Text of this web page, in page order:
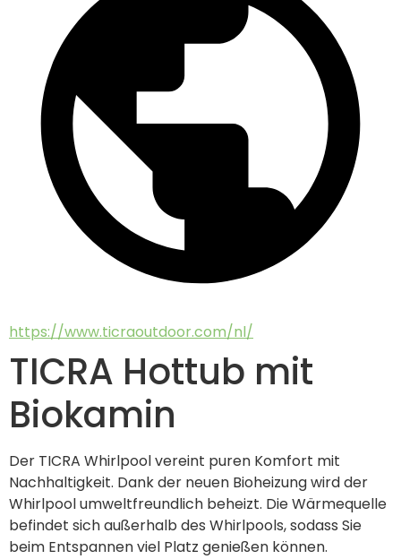
https://www.ticraoutdoor.com/nl/
TICRA Hottub mit
Biokamin
Der TICRA Whirlpool vereint puren Komfort mit
Nachhaltigkeit. Dank der neuen Bioheizung wird der
Whirlpool umweltfreundlich beheizt. Die Wärmequelle
befindet sich außerhalb des Whirlpools, sodass Sie
beim Entspannen viel Platz genießen können.